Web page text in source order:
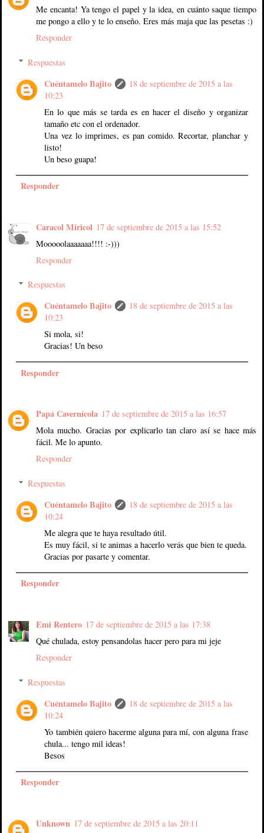
Me encanta! Ya tengo el papel y la idea, en cuánto saque tiempo
me pongo a ello y te lo enseño. Eres más maja que las pesetas :)
Responder
Respuestas
Cuéntamelo Bajito
18 de septiembre de 2015 a las
10:23
En lo que más se tarda es en hacer el diseño y organizar
tamaño etc con el ordenador.
Una vez lo imprimes, es pan comido. Recortar, planchar y
listo!
Un beso guapa!
Responder
Caracol Miricol 17 de septiembre de 2015 a las 15:52
Mooooolaaaaaaa!!!! :-)))
Responder
Respuestas
Cuéntamelo Bajito
18 de septiembre de 2015 a las
10:23
Si mola, si!
Gracias! Un beso
Responder
Papá Cavernícola 17 de septiembre de 2015 a las 16:57
Mola mucho. Gracias por explicarlo tan claro así se hace más
fácil. Me lo apunto.
Responder
Respuestas
Cuéntamelo Bajito
18 de septiembre de 2015 a las
10:24
Me alegra que te haya resultado útil.
Es muy fácil, si te animas a hacerlo verás que bien te queda.
Gracias por pasarte y comentar.
Responder
Emi Rentero 17 de septiembre de 2015 a las 17:38
Qué chulada, estoy pensandolas hacer pero para mi jeje
Responder
Respuestas
Cuéntamelo Bajito
18 de septiembre de 2015 a las
10:24
Yo también quiero hacerme alguna para mí, con alguna frase
chula... tengo mil ideas!
Besos
Responder
Unknown 17 de septiembre de 2015 a las 20:11